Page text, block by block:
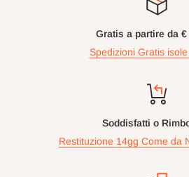
Gratis a partire da €
Spedizioni Gratis
Soddisfatti o
Restituzione 14gg Come da